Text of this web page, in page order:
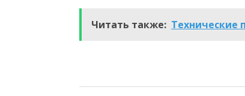
Читать также: Технические